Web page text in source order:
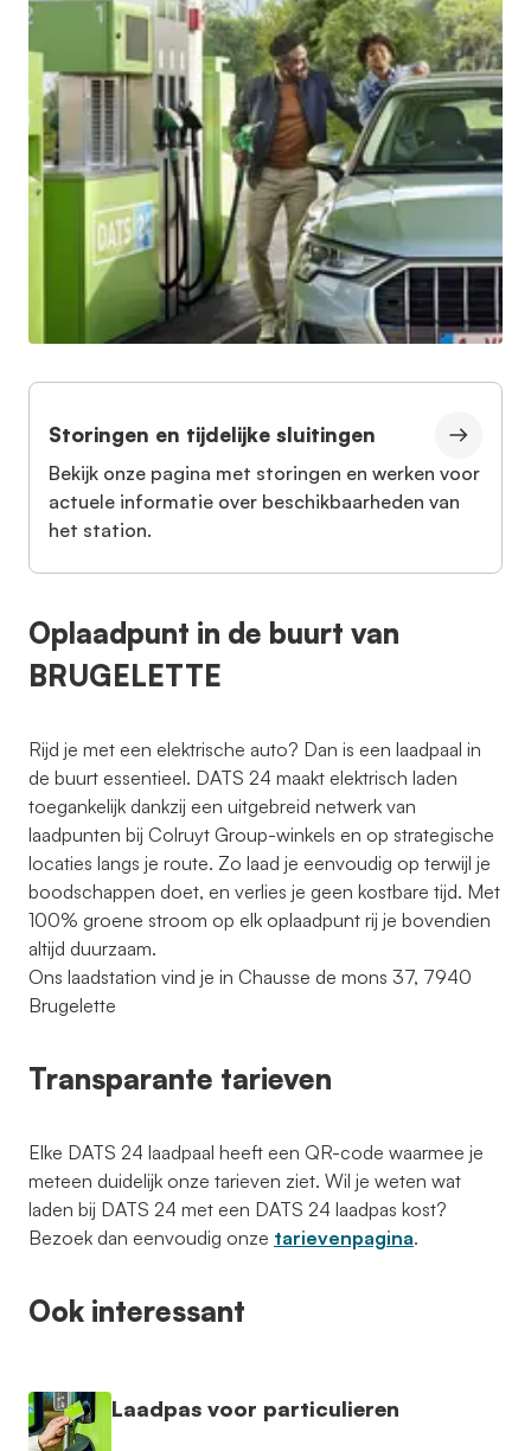
Storingen en tijdelijke sluitingen
Bekijk onze pagina met storingen en werken voor
actuele informatie over beschikbaarheden van
het station.
Oplaadpunt in de buurt van
BRUGELETTE
Rijd je met een elektrische auto? Dan is een laadpaal in
de buurt essentieel. DATS 24 maakt elektrisch laden
toegankelijk dankzij een uitgebreid netwerk van
laadpunten bij Colruyt Group-winkels en op strategische
locaties langs je route. Zo laad je eenvoudig op terwijl je
boodschappen doet, en verlies je geen kostbare tijd. Met
100% groene stroom op elk oplaadpunt rij je bovendien
altijd duurzaam.
Ons laadstation vind je in Chausse de mons 37, 7940
Brugelette
Transparante tarieven
Elke DATS 24 laadpaal heeft een QR-code waarmee je
meteen duidelijk onze tarieven ziet. Wil je weten wat
laden bij DATS 24 met een DATS 24 laadpas kost?
Bezoek dan eenvoudig onze tarievenpagina.
Ook interessant
Laadpas voor particulieren